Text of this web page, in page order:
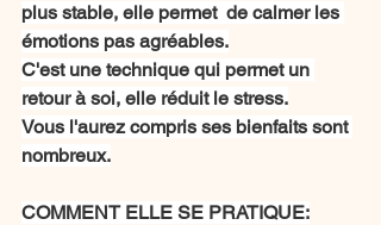
plus stable, elle permet  de calmer les
émotions pas agréables.
C'est une technique qui permet un
retour à soi, elle réduit le stress.
Vous l'aurez compris ses bienfaits sont
nombreux.
COMMENT ELLE SE PRATIQUE: